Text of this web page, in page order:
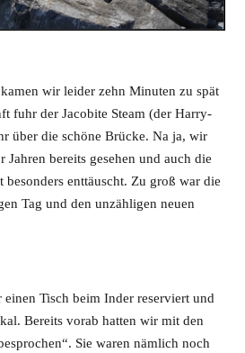
wir leider zehn Minuten zu spät
fuhr der Jacobite Steam (der Harry-
über die schöne Brücke. Na ja, wir
Jahren bereits gesehen und auch die
besonders enttäuscht. Zu groß war die
Tag und den unzähligen neuen
Tisch beim Inder reserviert und
Bereits vorab hatten wir mit den
Sie waren nämlich noch